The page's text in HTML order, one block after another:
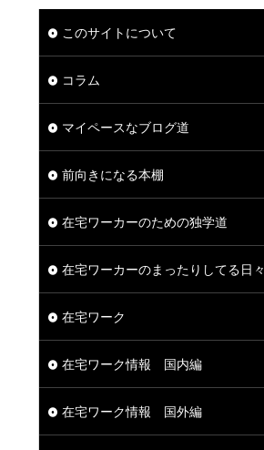
このサイトについて
コラム
マイペースなブログ道
前向きになる本棚
在宅ワーカーのための独学道
在宅ワーカーのまったりしてる日々
在宅ワーク
在宅ワーク情報 国内編
在宅ワーク情報 国外編